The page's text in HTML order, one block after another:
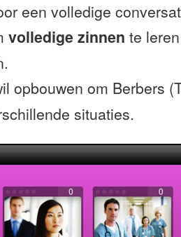
een volledige
volledige zinnen te
opbouwen om Berbers
situaties.